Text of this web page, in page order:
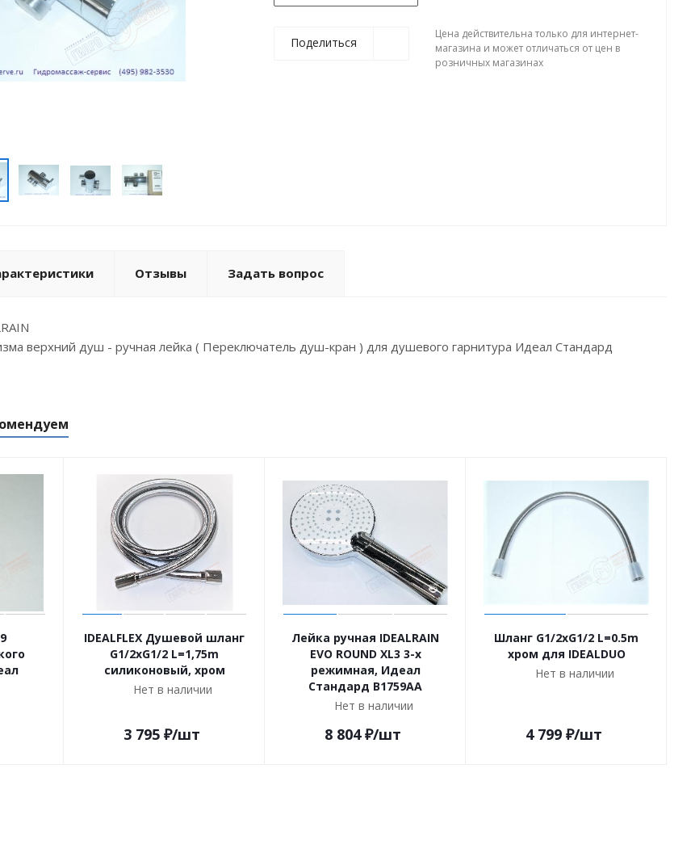
Поделиться
Цена действительна только для интернет-
магазина и может отличаться от цен в
розничных магазинах
Отзывы Задать вопрос
верхний душ - ручная лейка ( Переключатель душ-кран ) для душевого гарнитура Идеал Стандард
IDEALFLEX Душевой шланг
G1/2xG1/2 L=1,75m
силиконовый, хром
Нет в наличии
3 795₽/шт
Лейка ручная IDEALRAIN
EVO ROUND XL3 3-х
режимная, Идеал
Стандард B1759AA
Нет в наличии
8 804₽/шт
Шланг G1/2xG1/2 L=0.5m
хром для IDEALDUO
Нет в наличии
4 799₽/шт